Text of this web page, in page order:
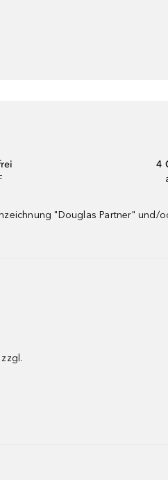
4
"Douglas Partner"